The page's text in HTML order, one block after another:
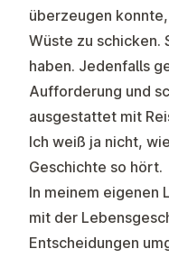
überzeugen
Wüste zu schicken.
haben. Jedenfalls
Aufforderung und
ausgestattet mit
Ich weiß ja nicht,
Geschichte so hört.
In meinem eigenen
mit der
Entscheidungen